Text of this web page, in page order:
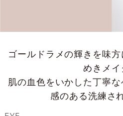
ゴールドラメの輝きを味
めきメイ
肌の血色をいかした丁寧
感のある洗練さ